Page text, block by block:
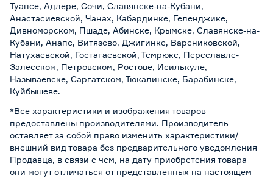
Туапсе, Адлере, Сочи, Славянске-на-Кубани,
Анастасиевской, Чанах, Кабардинке, Геленджике,
Дивноморском, Пшаде, Абинске, Крымске, Славянске-на-
Кубани, Анапе, Витязево, Джигинке, Варениковской,
Натухаевской, Гостагаевской, Темрюке, Переславле-
Залесском, Петровском, Ростове, Исилькуле,
Называевске, Саргатском, Тюкалинске, Барабинске,
Куйбышеве.
*Все характеристики и изображения товаров
предоставлены производителями. Производитель
оставляет за собой право изменить характеристики/
внешний вид товара без предварительного уведомления
Продавца, в связи с чем, на дату приобретения товара
они могут отличаться от представленных на настоящем